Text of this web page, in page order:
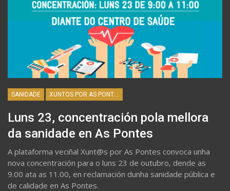
SANIDADE
Luns 23, concentración pola mellora
da sanidade en As Pontes
A plataforma veciñal Xunt@s por As Pontes convoca unha
nova concentración para o luns 23 de outubro, dende as
9.00 ata as 11.00, en reclamación dunha sanidade pública e
de calidade en As Pontes.